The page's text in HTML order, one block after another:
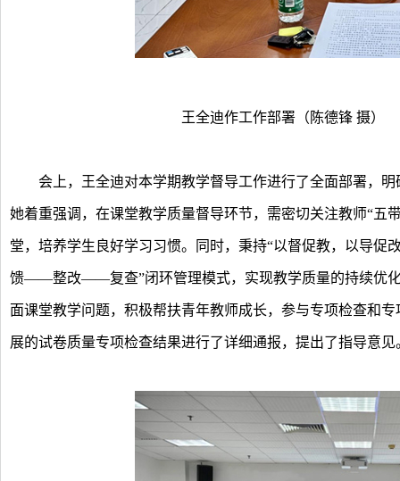
王全迪作工作部署（陈德锋 摄）
会上，王全迪对本学期教学督导工作进行了全面部署，明
她着重强调，在课堂教学质量督导环节，需密切关注教师“五
堂，培养学生良好学习习惯。同时，秉持“以督促教，以导
馈——整改——复查”闭环管理模式，实现教学质量的持续优
面课堂教学问题，积极帮扶青年教师成长，参与专项检查和
展的试卷质量专项检查结果进行了详细通报，提出了指导意见